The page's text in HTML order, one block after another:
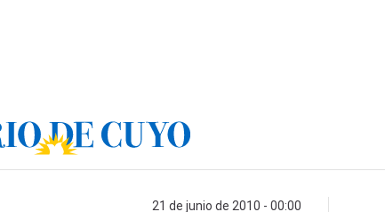
21 de junio de 2010 - 00:00